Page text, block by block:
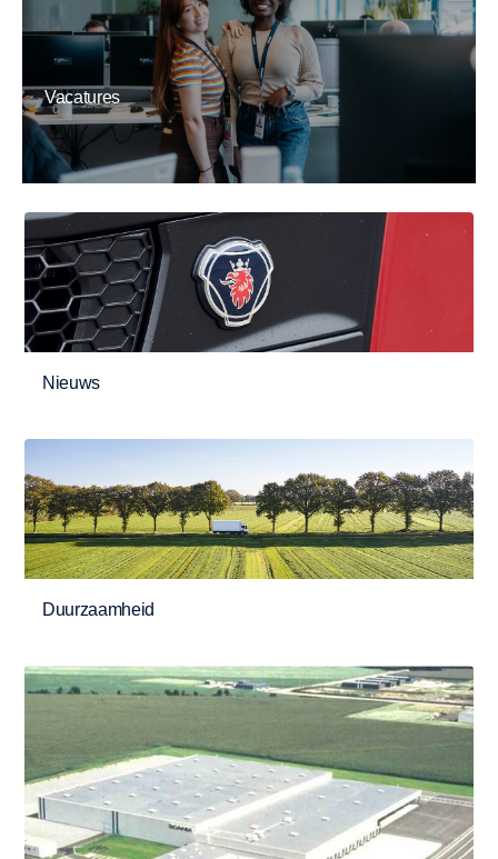
Vacatures
Nieuws
Duurzaamheid